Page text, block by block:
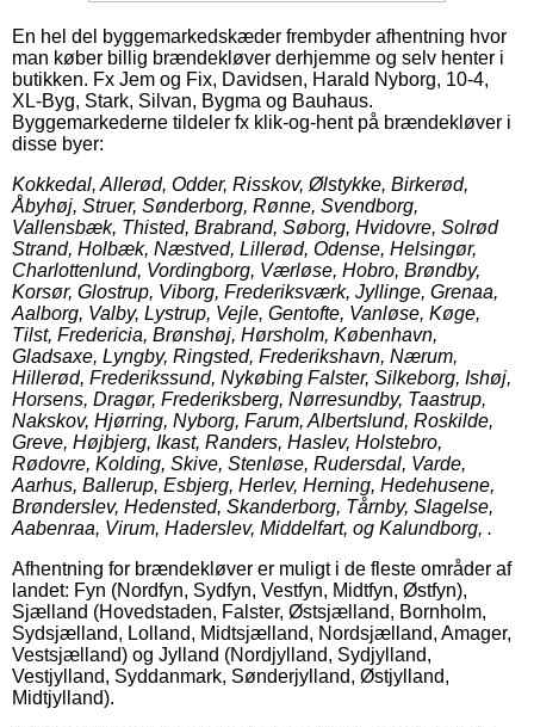
En hel del byggemarkedskæder frembyder afhentning hvor
man køber billig brændekløver derhjemme og selv henter i
butikken. Fx Jem og Fix, Davidsen, Harald Nyborg, 10-4,
XL-Byg, Stark, Silvan, Bygma og Bauhaus.
Byggemarkederne tildeler fx klik-og-hent på brændekløver i
disse byer:
Kokkedal, Allerød, Odder, Risskov, Ølstykke, Birkerød,
Åbyhøj, Struer, Sønderborg, Rønne, Svendborg,
Vallensbæk, Thisted, Brabrand, Søborg, Hvidovre, Solrød
Strand, Holbæk, Næstved, Lillerød, Odense, Helsingør,
Charlottenlund, Vordingborg, Værløse, Hobro, Brøndby,
Korsør, Glostrup, Viborg, Frederiksværk, Jyllinge, Grenaa,
Aalborg, Valby, Lystrup, Vejle, Gentofte, Vanløse, Køge,
Tilst, Fredericia, Brønshøj, Hørsholm, København,
Gladsaxe, Lyngby, Ringsted, Frederikshavn, Nærum,
Hillerød, Frederikssund, Nykøbing Falster, Silkeborg, Ishøj,
Horsens, Dragør, Frederiksberg, Nørresundby, Taastrup,
Nakskov, Hjørring, Nyborg, Farum, Albertslund, Roskilde,
Greve, Højbjerg, Ikast, Randers, Haslev, Holstebro,
Rødovre, Kolding, Skive, Stenløse, Rudersdal, Varde,
Aarhus, Ballerup, Esbjerg, Herlev, Herning, Hedehusene,
Brønderslev, Hedensted, Skanderborg, Tårnby, Slagelse,
Aabenraa, Virum, Haderslev, Middelfart, og Kalundborg, .
Afhentning for brændekløver er muligt i de fleste områder af
landet: Fyn (Nordfyn, Sydfyn, Vestfyn, Midtfyn, Østfyn),
Sjælland (Hovedstaden, Falster, Østsjælland, Bornholm,
Sydsjælland, Lolland, Midtsjælland, Nordsjælland, Amager,
Vestsjælland) og Jylland (Nordjylland, Sydjylland,
Vestjylland, Syddanmark, Sønderjylland, Østjylland,
Midtjylland).